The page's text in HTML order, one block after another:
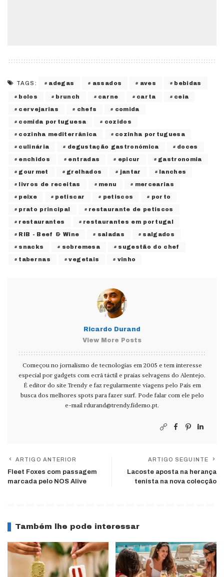
TAGS: adegas assados aves bebidas
bolos brunch carne carta ceia
cervejarias chefs comida
comida portuguesa cozidos
cozinha mediterrânica cozinha portuguesa
culinária degustação gastronómica doces
enchidos entradas epicur gastronomia
gourmet grelhados jantar lanches
livros de receitas menu mercearias
peixe petiscar petiscos porto
prato principal restaurante de petiscos
restaurantes restaurantes em portugal
RIB - Beef & Wine saladas salgados
snacks sobremesa sugestão do chef
tabernas vegetais vinho
Ricardo Durand
View More Posts
Começou no jornalismo de tecnologias em 2005 e tem interesse
especial por gadgets com ecrã táctil e praias selvagens do Alentejo.
É editor do site Trendy e faz regularmente viagens pelo País em
busca dos melhores spots para fazer surf. Pode falar com ele pelo
e-mail rdurand@trendy.fidemo.pt.
ARTIGO ANTERIOR
Fleet Foxes com passagem
marcada pelo NOS Alive
ARTIGO SEGUINTE
Lacoste aposta na herança
tenista na nova colecção
Também lhe pode interessar